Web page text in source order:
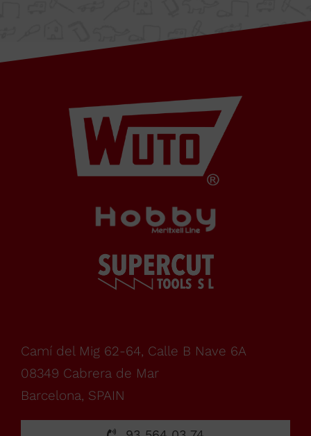
Camí del Mig 62-64, Calle B Nave 6A
08349 Cabrera de Mar
Barcelona, SPAIN
Barcelona,
SPAIN
Horario Oficina
De
lunes
a
viernes,